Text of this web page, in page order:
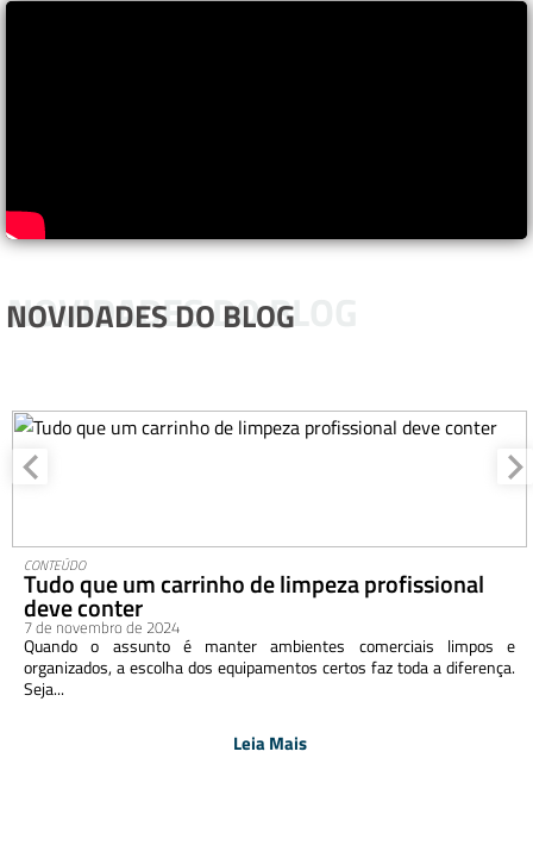
NOVIDADES DO BLOG
NOVIDADES DO BLOG
CONTEÚDO
Tudo que um carrinho de limpeza profissional
deve conter
7 de novembro de 2024
Quando o assunto é manter ambientes comerciais limpos e
organizados, a escolha dos equipamentos certos faz toda a diferença.
Seja...
Leia Mais